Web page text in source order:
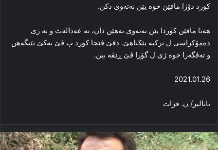
کورد دۆزا مافێن خوه‌ یێن نه‌ته‌وی دکن.
هه‌تا مافێن کوردا یێن نه‌ته‌وی نەھێن دان، نه‌ عه‌داله‌ت و نه‌ ژی
ده‌مۆکراسی ل ترکیه‌ پێكناھێ. دڤێ ڤێجا کورد ب ڤێ یه‌کێ تێبگەهن
و ته‌ڤگه‌را خوه‌ ژی ل گۆرا ڤێ ڕێڤه‌ ببن.
2021.01.26
ئانالیز/ ن. فرات